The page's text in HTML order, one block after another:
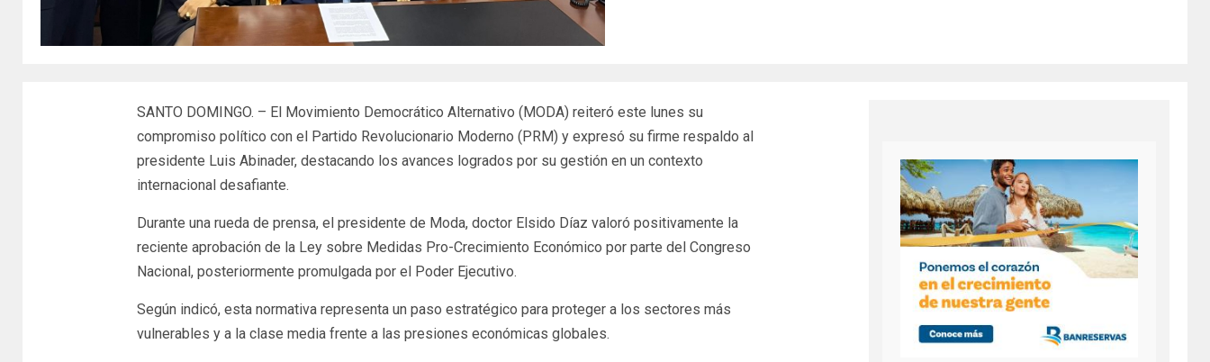
SANTO DOMINGO. – El Movimiento Democrático Alternativo (MODA) reiteró este lunes su
compromiso político con el Partido Revolucionario Moderno (PRM) y expresó su firme respaldo al
presidente Luis Abinader, destacando los avances logrados por su gestión en un contexto
internacional desafiante.
Durante una rueda de prensa, el presidente de Moda, doctor Elsido Díaz valoró positivamente la
reciente aprobación de la Ley sobre Medidas Pro-Crecimiento Económico por parte del Congreso
Nacional, posteriormente promulgada por el Poder Ejecutivo.
Según indicó, esta normativa representa un paso estratégico para proteger a los sectores más
vulnerables y a la clase media frente a las presiones económicas globales.